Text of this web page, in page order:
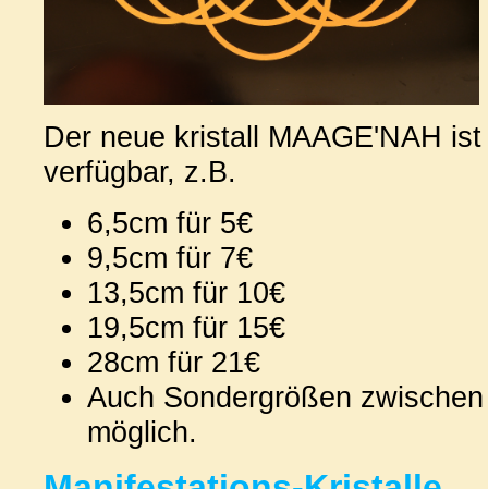
Der neue kristall MAAGE'NAH
verfügbar, z.B.
6,5cm für 5€
9,5cm für 7€
13,5cm für 10€
19,5cm für 15€
28cm für 21€
Auch Sondergrößen
möglich.